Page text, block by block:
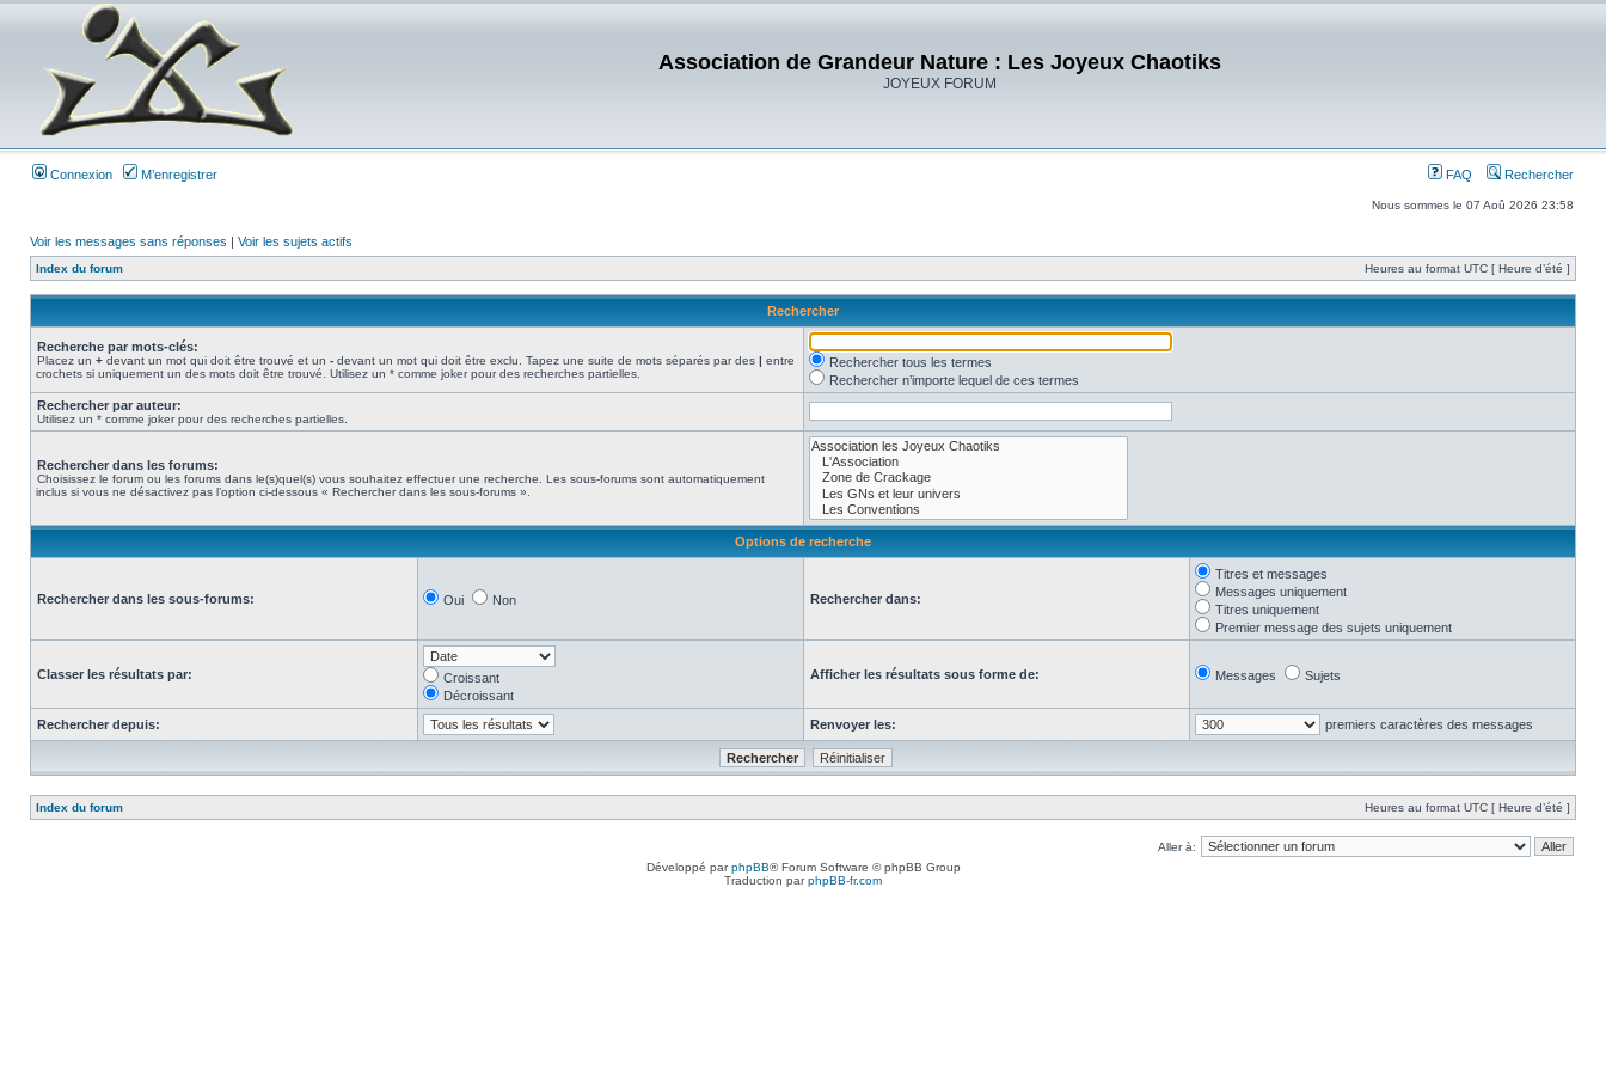
Association de Grandeur Nature : Les Joyeux Chaotiks
JOYEUX FORUM
Connexion M’enregistrer FAQ Rechercher
Nous sommes le 07 Aoû 2026 23:58
Voir les messages sans réponses | Voir les sujets actifs
Index du forum Heures au format UTC [ Heure d’été ]
Rechercher
Recherche par mots-clés:
Placez un + devant un mot qui doit être trouvé et un - devant un mot qui doit être exclu. Tapez une suite de mots séparés par des | entre
crochets si uniquement un des mots doit être trouvé. Utilisez un * comme joker pour des recherches partielles.
Rechercher tous les termes
Rechercher n’importe lequel de ces termes
Rechercher par auteur:
Utilisez un * comme joker pour des recherches partielles.
Rechercher dans les forums:
Choisissez le forum ou les forums dans le(s)quel(s) vous souhaitez effectuer une recherche. Les sous-forums sont automatiquement
inclus si vous ne désactivez pas l’option ci-dessous « Rechercher dans les sous-forums ».
Options de recherche
Rechercher dans les sous-forums: Oui Non Rechercher dans:
Titres et messages
Messages uniquement
Titres uniquement
Premier message des sujets uniquement
Classer les résultats par:
Croissant
Décroissant
Afficher les résultats sous forme de: Messages Sujets
Rechercher depuis: Renvoyer les: premiers caractères des messages
Index du forum Heures au format UTC [ Heure d’été ]
Aller à:
Développé parphpBB® Forum Software © phpBB Group
Traduction parphpBB-fr.com